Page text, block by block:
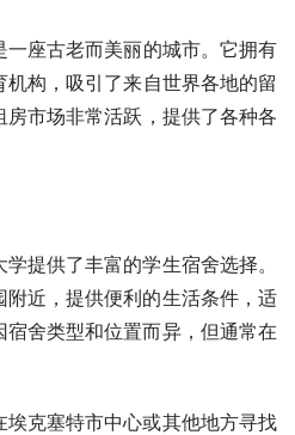
座古老而美丽的城市。它拥有
构，吸引了来自世界各地的留
市场非常活跃，提供了各种各
学提供了丰富的学生宿舍选择。
近，提供便利的生活条件，适
舍类型和位置而异，但通常在
埃克塞特市中心或其他地方寻找